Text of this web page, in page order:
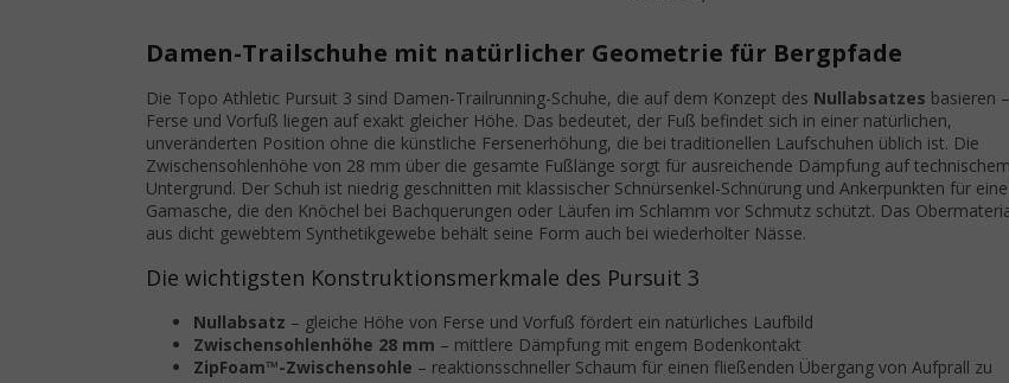
Damen-Trailschuhe mit natürlicher Geometrie für Bergpfade
Die Topo Athletic Pursuit 3 sind Damen-Trailrunning-Schuhe, die auf dem Konzept des Nullabsatzes basieren –
Ferse und Vorfuß liegen auf exakt gleicher Höhe. Das bedeutet, der Fuß befindet sich in einer natürlichen,
unveränderten Position ohne die künstliche Fersenerhöhung, die bei traditionellen Laufschuhen üblich ist. Die
Zwischensohlenhöhe von 28 mm über die gesamte Fußlänge sorgt für ausreichende Dämpfung auf technischem
Untergrund. Der Schuh ist niedrig geschnitten mit klassischer Schnürsenkel-Schnürung und Ankerpunkten für eine
Gamasche, die den Knöchel bei Bachquerungen oder Läufen im Schlamm vor Schmutz schützt. Das
aus dicht gewebtem Synthetikgewebe behält seine Form auch bei wiederholter Nässe.
Die wichtigsten Konstruktionsmerkmale des Pursuit 3
Nullabsatz – gleiche Höhe von Ferse und Vorfuß fördert ein natürliches Laufbild
Zwischensohlenhöhe 28 mm – mittlere Dämpfung mit engem Bodenkontakt
ZipFoam™-Zwischensohle – reaktionsschneller Schaum für einen fließenden Übergang von Aufprall zu